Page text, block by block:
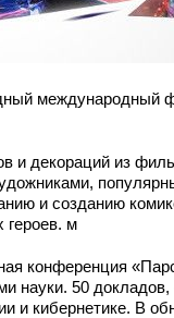
международный
и декораций из
и созданию
героев. м
конференция
науки. 50
и кибернетике. В